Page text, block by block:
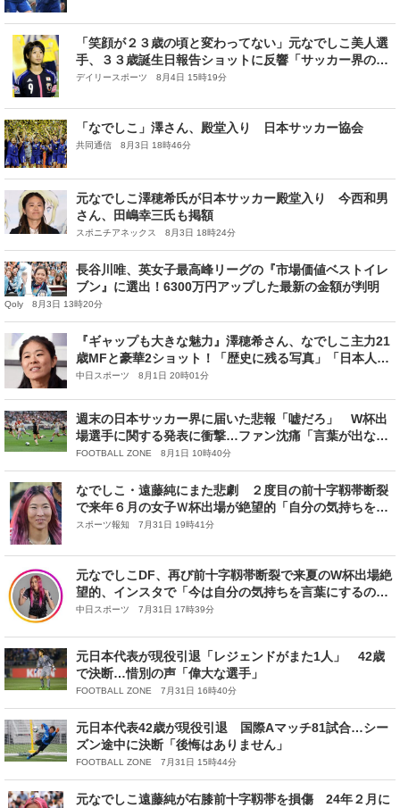
「笑顔が２３歳の頃と変わってない」元なでしこ美人選
手、３３歳誕生日報告ショットに反響「サッカー界の森
川葵」「３３歳には見えない」
デイリースポーツ 8月4日 15時19分
「なでしこ」澤さん、殿堂入り 日本サッカー協会
共同通信 8月3日 18時46分
元なでしこ澤穂希氏が日本サッカー殿堂入り 今西和男
さん、田嶋幸三氏も掲額
スポニチアネックス 8月3日 18時24分
長谷川唯、英女子最高峰リーグの『市場価値ベストイレ
ブン』に選出！6300万円アップした最新の金額が判明
Qoly 8月3日 13時20分
『ギャップも大きな魅力』澤穂希さん、なでしこ主力21
歳MFと豪華2ショット！「歴史に残る写真」「日本人2
人目のバロンドールを」と大反響
中日スポーツ 8月1日 20時01分
週末の日本サッカー界に届いた悲報「嘘だろ」 W杯出
場選手に関する発表に衝撃…ファン沈痛「言葉が出な
い」
FOOTBALL ZONE 8月1日 10時40分
なでしこ・遠藤純にまた悲劇 ２度目の前十字靱帯断裂
で来年６月の女子Ｗ杯出場が絶望的「自分の気持ちを言
葉にするのが本当に難しい」
スポーツ報知 7月31日 19時41分
元なでしこDF、再び前十字靱帯断裂で来夏のW杯出場絶
望的、インスタで「今は自分の気持ちを言葉にするのが
本当に難しい」と心情を吐露
中日スポーツ 7月31日 17時39分
元日本代表が現役引退「レジェンドがまた1人」 42歳
で決断…惜別の声「偉大な選手」
FOOTBALL ZONE 7月31日 16時40分
元日本代表42歳が現役引退 国際Aマッチ81試合…シー
ズン途中に決断「後悔はありません」
FOOTBALL ZONE 7月31日 15時44分
元なでしこ遠藤純が右膝前十字靱帯を損傷 24年２月に